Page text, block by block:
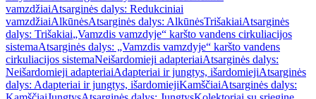
vamzdžiaiAtsarginės dalys: Redukciniai
vamzdžiaiAlkūnėsAtsarginės dalys: AlkūnėsTrišakiaiAtsarginės
dalys: Trišakiai„Vamzdis vamzdyje“ karšto vandens cirkuliacijos
sistemaAtsarginės dalys: „Vamzdis vamzdyje“ karšto vandens
cirkuliacijos sistemaNeišardomieji adapteriaiAtsarginės dalys:
Neišardomieji adapteriaiAdapteriai ir jungtys, išardomiejiAtsarginės
dalys: Adapteriai ir jungtys, išardomiejiKamščiaiAtsarginės dalys: